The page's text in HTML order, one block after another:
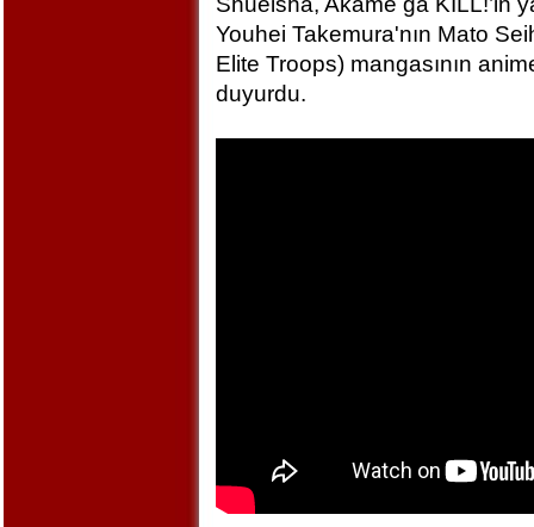
Youhei Takemura'nın Mato
Elite Troops) mangasının
duyurdu.